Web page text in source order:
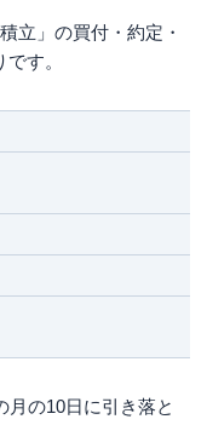
立」の買付・約定・
す。
の10日に引き落と